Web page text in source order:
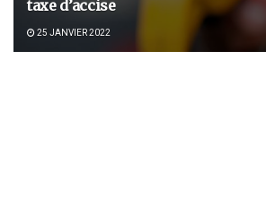
taxe d’accise
25 JANVIER 2022